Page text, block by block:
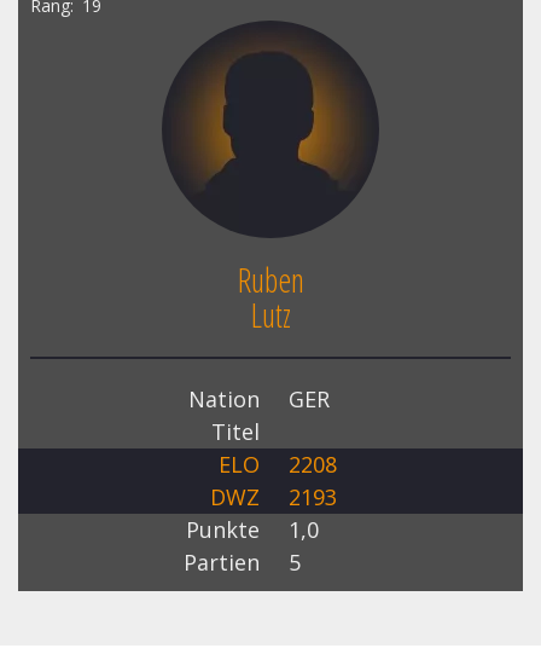
Rang 19
Ruben
Lutz
Nation
GER
Titel
ELO
2208
DWZ
2193
Punkte
1,0
Partien
5